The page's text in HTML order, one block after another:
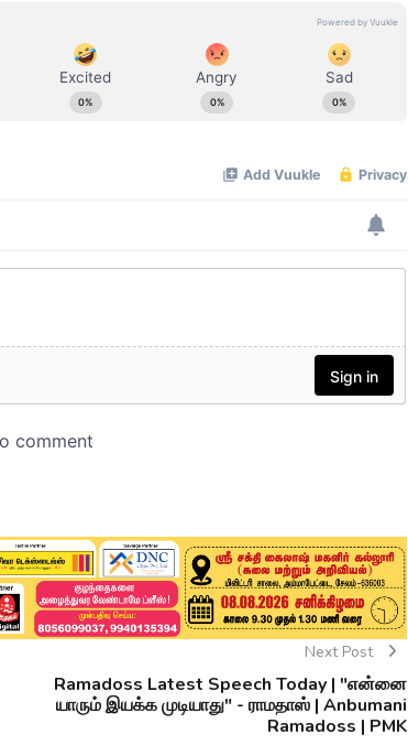
Next Post
Ramadoss Latest Speech Today | "என்னை
யாரும் இயக்க முடியாது" - ராமதாஸ் | Anbumani
Ramadoss | PMK